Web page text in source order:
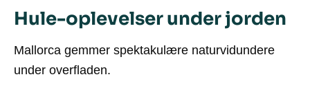
Hule-oplevelser under jorden
Mallorca gemmer spektakulære naturvidundere
under overfladen.